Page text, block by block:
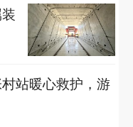
站暖心救护，游